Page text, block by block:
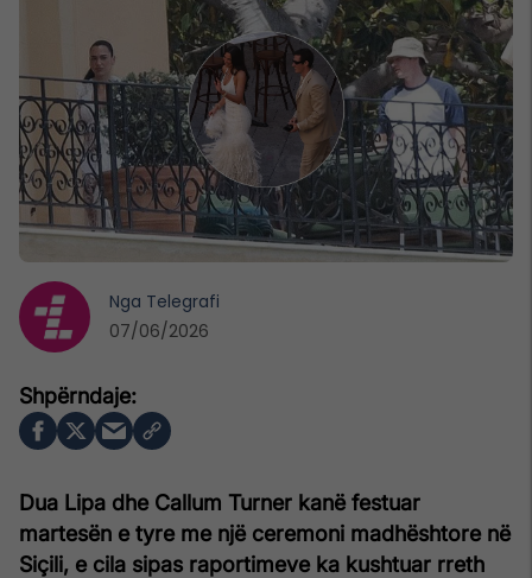
Dua Lipa dhe Callum Turner kanë festuar
martesën e tyre me një ceremoni madhështore në
Siçili, e cila sipas raportimeve ka kushtuar rreth
Nga Telegrafi
07/06/2026